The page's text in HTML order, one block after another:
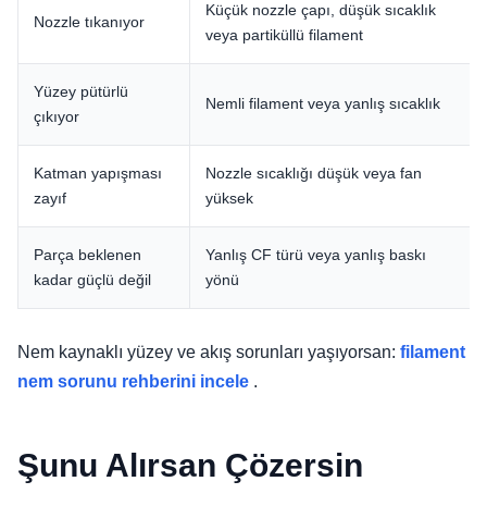
Nozzle tıkanıyor
Küçük nozzle çapı, düşük sıcaklık
veya partiküllü filament
Yüzey pütürlü
çıkıyor
Nemli filament veya yanlış sıcaklık
Katman yapışması
zayıf
Nozzle sıcaklığı düşük veya fan
yüksek
Parça beklenen
kadar güçlü değil
Yanlış CF türü veya yanlış baskı
yönü
Nem kaynaklı yüzey ve akış sorunları yaşıyorsan: filament
nem sorunu rehberini incele .
Şunu Alırsan Çözersin